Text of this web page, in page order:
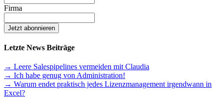
Firma
Letzte News Beiträge
→ Leere Salespipelines vermeiden mit Claudia
→ Ich habe genug von Administration!
→ Warum endet praktisch jedes Lizenzmanagement irgendwann in
Excel?